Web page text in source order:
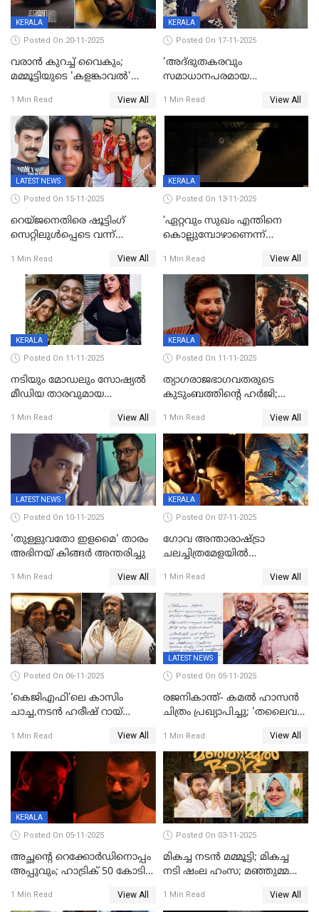
KERALA
Posted On 20-11-2025
വരാൻ കുറച്ച് വൈകും;
മമ്മൂട്ടിയുടെ 'കളങ്കാവൽ'
1 Min Read View All
KERALA
Posted On 17-11-2025
'അദ്‌ഭുതകരവും
സമാധാനപരമായ
വിവാഹമോചിതയായെന്ന് മീര
വാസുദേവൻ
1 Min Read View All
LATEST NEWS
Posted On 15-11-2025
റെയ്ജനെതിരെ ഷൂട്ടിംഗ്
സെറ്റിലുൾപ്പെടെ വന്ന്
ബിയര്‍ കുപ്പി തലയ്ക്ക് അടിച്ച്
പൊട്ടിക്കുമെന്ന്
ഭീഷണി;അശ്ലീല
മെസേജുകളും വെളിപ്പെടുത്തി
മൃദുല വിജയ്
1 Min Read View All
KERALA
Posted On 13-11-2025
‘ഏറ്റവും സുഖം എന്തിനെ
കൊല്ലുമ്പോഴാണെന്ന്
വില്ലത്തരത്തിന്റെ അങ്ങേയറ്റം;
മമ്മൂട്ടി മാജിക്ക്, കളങ്കാവല്‍
ട്രെയിലര്‍ പുറത്ത്
1 Min Read View All
KERALA
Posted On 11-11-2025
നടിയും മോഡലും സോഷ്യൽ
മീഡിയ താരവുമായ
ഇന്ന്‌ നല്ലൊരു ബിസി ഡേ
ആയിരുന്നുവെന്ന് നന്ദിത
ശങ്കര
1 Min Read View All
KERALA
Posted On 11-11-2025
ത്യാഗരാജഭാഗവതരുടെ
കുടുംബത്തിന്റെ ഹര്‍ജി;
ഹൈക്കോടതി നോട്ടീസ്‌
1 Min Read View All
LATEST NEWS
Posted On 10-11-2025
'തുള്ളുവതോ ഇളമൈ' താരം
അഭിനയ് കിങ്ങർ അന്തരിച്ചു
1 Min Read View All
KERALA
Posted On 07-11-2025
ഗോവ അന്താരാഷ്ട്രാ
ചലച്ചിത്രമേളയില്‍
മലയാളത്തില്‍നിന്ന്
ഏകചിത്രമായി 'എആര്‍എം';
1 Min Read View All
Posted On 06-11-2025
‘കെജിഎഫി’ലെ കാസിം
ചാച്ച,നടൻ ഹരീഷ് റായ്
1 Min Read View All
LATEST NEWS
Posted On 05-11-2025
രജനികാന്ത്- കമൽ ഹാസൻ
ചിത്രം പ്രഖ്യാപിച്ചു; 'തലൈവർ
1 Min Read View All
KERALA
Posted On 05-11-2025
അച്ഛന്റെ റെക്കോർഡിനൊപ്പം
അപ്പുവും; ഹാട്രിക് 50 കോടി
മോഹൻലാൽ, 'ഡീയസ്
1 Min Read View All
Posted On 03-11-2025
മികച്ച നടൻ മമ്മൂട്ടി; മികച്ച
നടി ഷംല ഹംസ; മഞ്ഞുമ്മൽ
1 Min Read View All